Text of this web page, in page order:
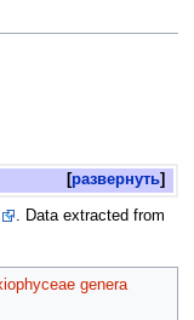
развернуть
. Data extracted from
genera